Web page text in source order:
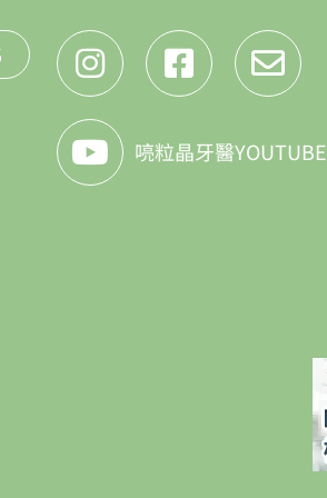
喨粒晶牙醫YOUTUBE